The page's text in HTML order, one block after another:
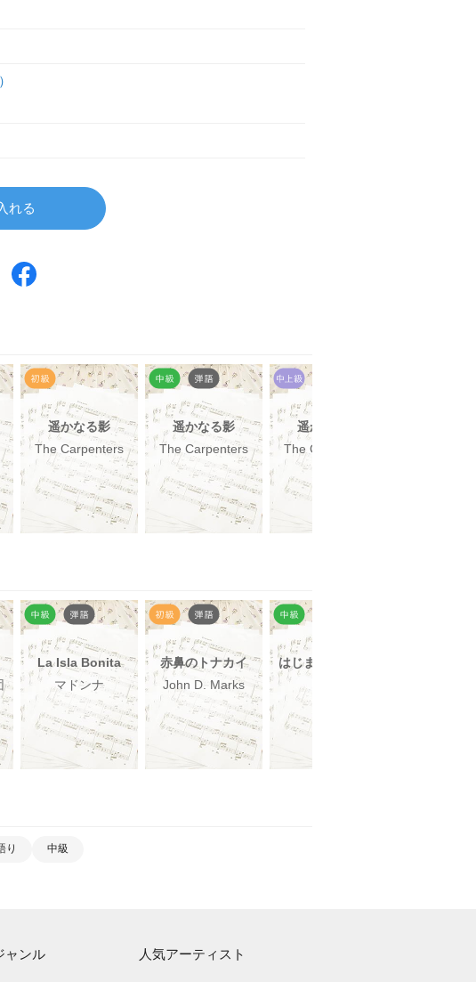
れる
遥かなる影
The Carpenters
遥かなる影
The Carpenters
遥かなる影
The Carpenters
La Isla Bonita
マドンナ
赤鼻のトナカイ
John D. Marks
はじまりはいつも
り 中級
ャンル 人気アーティスト